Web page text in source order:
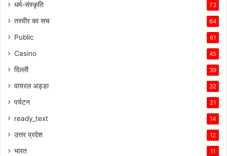
धर्म-संस्कृति 73
तस्वीर का सच 64
Public 61
Casino 45
दिल्ली 39
वायरल अड्डा 32
पर्यटन 21
ready_text 14
उत्तर प्रदेश 12
भारत 11